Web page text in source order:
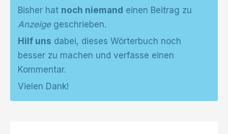
Bisher hat noch niemand einen Beitrag zu
Anzeigegeschrieben.
Hilf uns dabei, dieses Wörterbuch noch
besser zu machen und verfasse einen
Kommentar.
Vielen Dank!